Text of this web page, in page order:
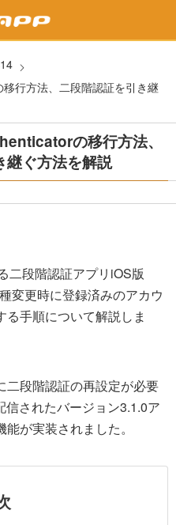
行方法、二段階認証を引き継
の移行方法、
継ぐ方法を解説
二段階認証アプリiOS版
変更時に登録済みのアカウ
手順について解説しま
二段階認証の再設定が必要
されたバージョン3.1.0ア
が実装されました。